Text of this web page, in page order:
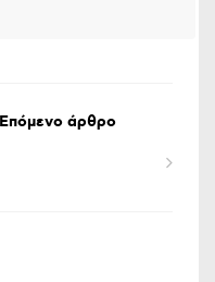
Επόμενο άρθρο